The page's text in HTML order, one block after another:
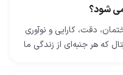
می شود؟
دقت، کارایی و نوآوری
که هر جنبه‌ای از زندگی ما